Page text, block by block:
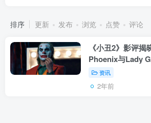
排序 更新 发布 浏览 点赞 评论
《小丑2》影评
Phoenix与Lady
故事沉闷，烂番茄
资讯
2年前